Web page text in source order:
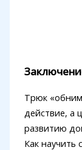
Трюк
действие, а
развитию
Как научить